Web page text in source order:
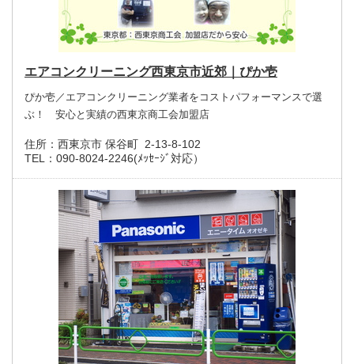
エアコンクリーニング西東京市近郊｜ぴか壱
ぴか壱／エアコンクリーニング業者をコストパフォーマンスで選
ぶ！ 安心と実績の西東京商工会加盟店
住所： 西東京市 保谷町 2-13-8-102
TEL： 090-8024-2246(ﾒｯｾｰｼﾞ対応）